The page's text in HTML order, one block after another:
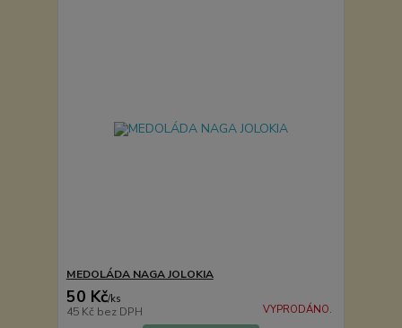
MEDOLÁDA NAGA JOLOKIA
50 Kč/ks
45 Kč bez DPH VYPRODÁNO.